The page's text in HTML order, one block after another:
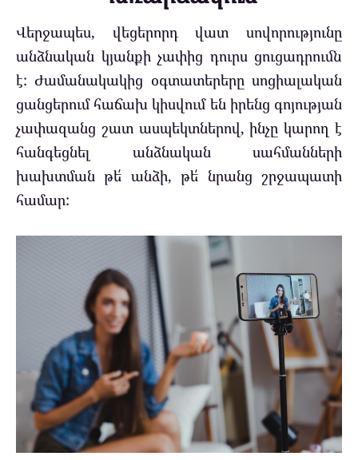
Վերջապես, վեցերորդ վատ սովորությունը
անձնական կյանքի չափից դուրս ցուցադրումն
է: Ժամանակակից օգտատերերը սոցիալական
ցանցերում հաճախ կիսվում են իրենց գոյության
չափազանց շատ ասպեկտներով, ինչը կարող է
հանգեցնել անձնական սահմանների
խախտման թե՛ անձի, թե՛ նրանց շրջապատի
համար: